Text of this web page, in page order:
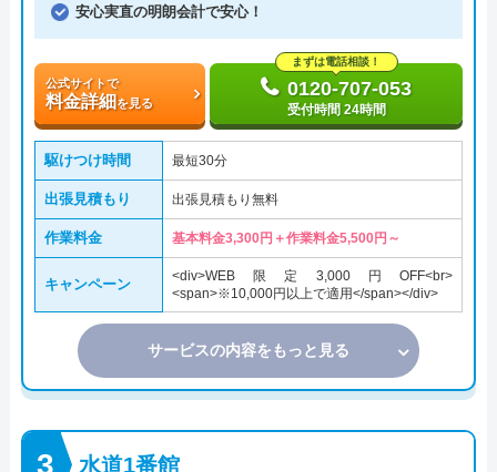
安心実直の明朗会計で安心！
公式サイトで
料金詳細を見る
まずは電話相談！
0120-707-053
受付時間 24時間
駆けつけ時間 最短30分
出張見積もり 出張見積もり無料
作業料金 基本料金3,300円＋作業料金5,500円～
キャンペーン
<div>WEB限定3,000円OFF<br>
<span>※10,000円以上で適用</span></div>
サービスの内容をもっと見る
水道1番館